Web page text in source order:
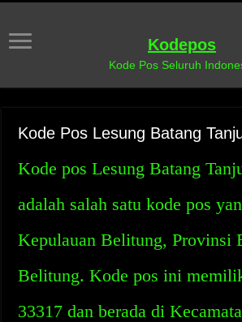
Kodepos
Kode Pos Seluruh
Kode Pos Lesung Batang
Kode pos Lesung Batang
adalah salah satu kode pos
Kepulauan Belitung, Provinsi
Belitung. Kode pos ini
33317 dan berada di